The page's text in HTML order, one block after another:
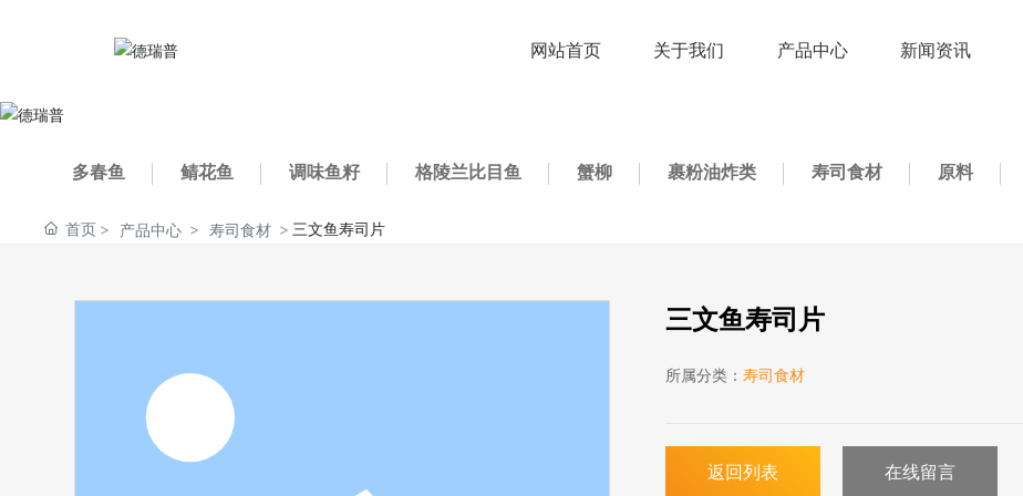
网站首页 关于我们 产品中心 新闻资讯
多春鱼 鲭花鱼 调味鱼籽 格陵兰比目鱼 蟹柳 裹粉油炸类 寿司食材 原料
首页 产品中心 寿司食材 三文鱼寿司片
三文鱼寿司片
所属分类：寿司食材
返回列表 在线留言